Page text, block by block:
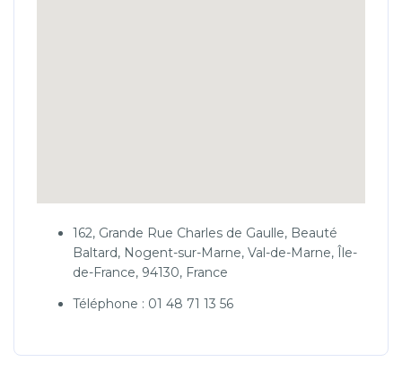
162, Grande Rue Charles de Gaulle, Beauté
Baltard, Nogent-sur-Marne, Val-de-Marne, Île-
de-France, 94130, France
Téléphone : 01 48 71 13 56